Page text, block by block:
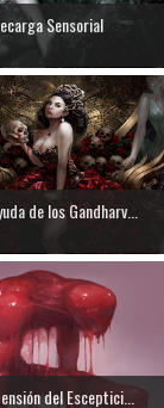
Sensorial
de los Gandharv...
del Esceptici...